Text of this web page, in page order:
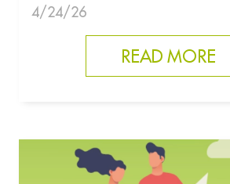
4/24/26
READ MORE